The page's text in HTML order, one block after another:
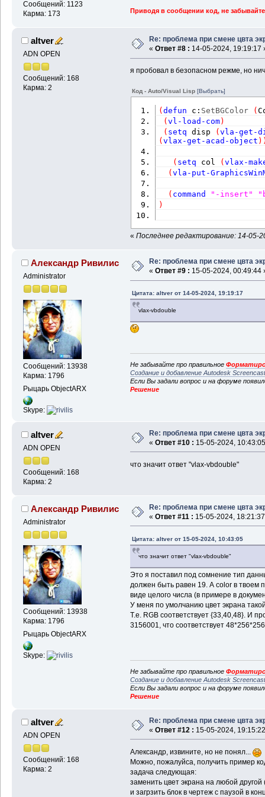
Сообщений: 1123
Карма: 173
Приводя в сообщении код, не
altver
ADN OPEN
Сообщений: 168
Карма: 2
Re: проблема при смене цвта
« Ответ #8 : 14-05-2024, 19:19:17
я пробовал в безопасном режме, но
Код - Auto/Visual Lisp [Выбрать]
(defun c: SetBGColor (
(vl-load-com)
( setq disp (vla-get-
(vlax-get-acad-object )
( setq col (vlax-
(vla-put-
( command "-insert"
)
« Последнее редактирование: 14-05-
Александр Ривилис
Administrator
Сообщений: 13938
Карма: 1796
Рыцарь ObjectARX
Skype:
Re: проблема при смене цвта
« Ответ #9 : 15-05-2024, 00:49:44
Цитата: altver от 14-05-2024, 19:19:17
vlax-vbdouble
Не забывайте про правильное
Создание и добавление Autodesk
Если Вы задали вопрос и на форуме
Решение
altver
ADN OPEN
Сообщений: 168
Карма: 2
Re: проблема при смене цвта
« Ответ #10 : 15-05-2024,
что значит ответ "vlax-vbdouble"
Александр Ривилис
Administrator
Сообщений: 13938
Карма: 1796
Рыцарь ObjectARX
Skype:
Re: проблема при смене цвта
« Ответ #11 : 15-05-2024,
Цитата: altver от 15-05-2024, 10:43:05
что значит ответ "vlax-vbdouble"
Это я поставил под сомнение тип
должен быть равен 19. А color в твоем
виде целого числа (в примере в
У меня по умолчанию цвет экрана
Т.е. RGB соответствует {33,40,48}. И
3156001, что соответствует
Не забывайте про правильное
Создание и добавление Autodesk
Если Вы задали вопрос и на форуме
Решение
altver
ADN OPEN
Сообщений: 168
Карма: 2
Re: проблема при смене цвта
« Ответ #12 : 15-05-2024,
Александр, извините, но не понял...
Можно, пожалуйса, получить пример
задача следующая:
заменить цвет экрана на любой
и загрзить блок в чертеж с паузой в